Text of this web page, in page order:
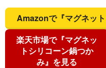
Amazonで『マグネッ
楽天市場で『マグネッ
トシリコーン鍋つか
み』を見る